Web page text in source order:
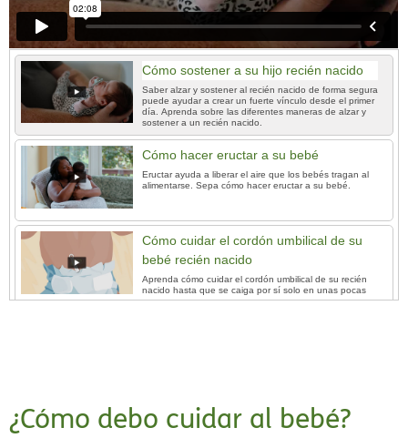
Cómo sostener a su hijo recién nacido
Saber alzar y sostener al recién nacido de forma segura
puede ayudar a crear un fuerte vínculo desde el primer
día. Aprenda sobre las diferentes maneras de alzar y
sostener a un recién nacido.
Cómo hacer eructar a su bebé
Eructar ayuda a liberar el aire que los bebés tragan al
alimentarse. Sepa cómo hacer eructar a su bebé.
Cómo cuidar el cordón umbilical de su
bebé recién nacido
Aprenda cómo cuidar el cordón umbilical de su recién
nacido hasta que se caiga por sí solo en unas pocas
semanas.
Cómo tratar la dermatitis del pañal
¿Cómo debo cuidar al bebé?